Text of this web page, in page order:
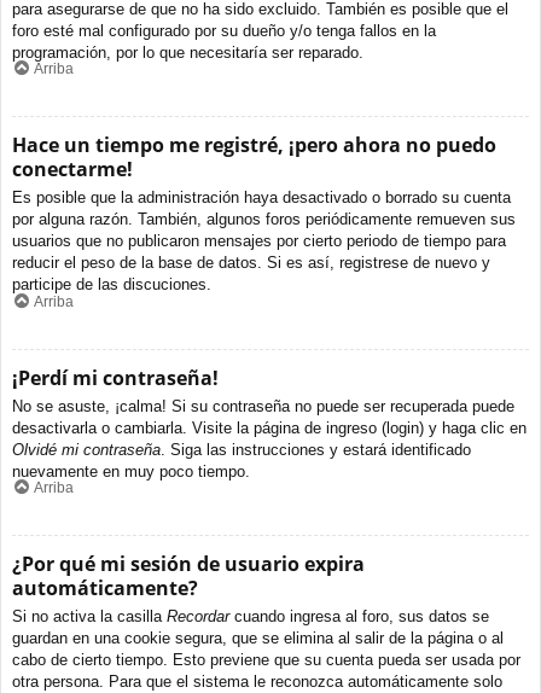
para asegurarse de que no ha sido excluido. También es posible que el
foro esté mal configurado por su dueño y/o tenga fallos en la
programación, por lo que necesitaría ser reparado.
Arriba
Hace un tiempo me registré, ¡pero ahora no puedo
conectarme!
Es posible que la administración haya desactivado o borrado su cuenta
por alguna razón. También, algunos foros periódicamente remueven sus
usuarios que no publicaron mensajes por cierto periodo de tiempo para
reducir el peso de la base de datos. Si es así, registrese de nuevo y
participe de las discuciones.
Arriba
¡Perdí mi contraseña!
No se asuste, ¡calma! Si su contraseña no puede ser recuperada puede
desactivarla o cambiarla. Visite la página de ingreso (login) y haga clic en
Olvidé mi contraseña . Siga las instrucciones y estará identificado
nuevamente en muy poco tiempo.
Arriba
¿Por qué mi sesión de usuario expira
automáticamente?
Si no activa la casilla Recordarcuando ingresa al foro, sus datos se
guardan en una cookie segura, que se elimina al salir de la página o al
cabo de cierto tiempo. Esto previene que su cuenta pueda ser usada por
otra persona. Para que el sistema le reconozca automáticamente solo